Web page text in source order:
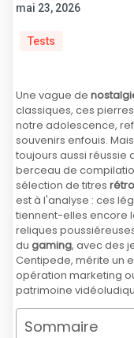
mai 23, 2026
Tests
Une vague de
classiques, ces
notre adolescence,
souvenirs enfouis.
toujours aussi réussie
berceau de
sélection de titres rétro
est à l'analyse : ces
tiennent-elles encore
reliques
du gaming, avec des
Centipede, mérite un
opération marketing
patrimoine
Sommaire